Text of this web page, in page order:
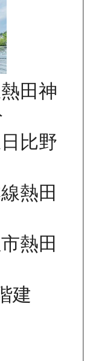
田神
比野
熱田
熱田
建